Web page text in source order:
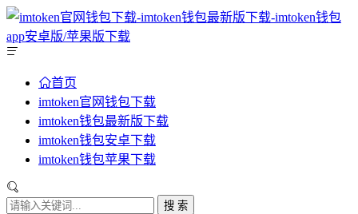
首页
imtoken官网钱包下载
imtoken钱包最新版下载
imtoken钱包安卓下载
imtoken钱包苹果下载
搜 索